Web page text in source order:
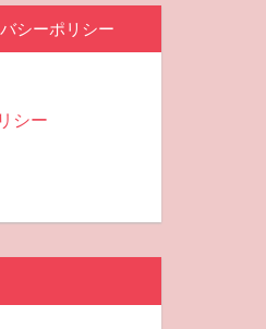
シーポリシー
シー